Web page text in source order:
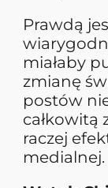
Prawdą
miałaby
zmianę
postów
całkowitą
raczej
medialnej.